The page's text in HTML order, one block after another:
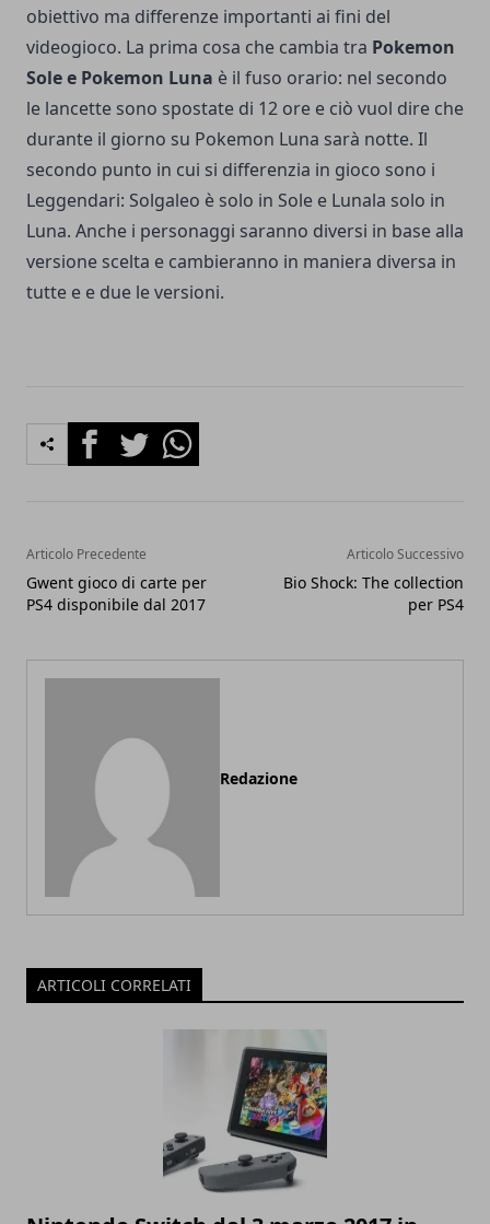
obiettivo ma differenze importanti ai fini del
videogioco. La prima cosa che cambia tra Pokemon
Sole e Pokemon Luna è il fuso orario: nel secondo
le lancette sono spostate di 12 ore e ciò vuol dire che
durante il giorno su Pokemon Luna sarà notte. Il
secondo punto in cui si differenzia in gioco sono i
Leggendari: Solgaleo è solo in Sole e Lunala solo in
Luna. Anche i personaggi saranno diversi in base alla
versione scelta e cambieranno in maniera diversa in
tutte e e due le versioni.
FacebookTwitterWhatsapp
Articolo Precedente
Gwent gioco di carte per
PS4 disponibile dal 2017
Articolo Successivo
Bio Shock: The collection
per PS4
Redazione
ARTICOLI CORRELATI